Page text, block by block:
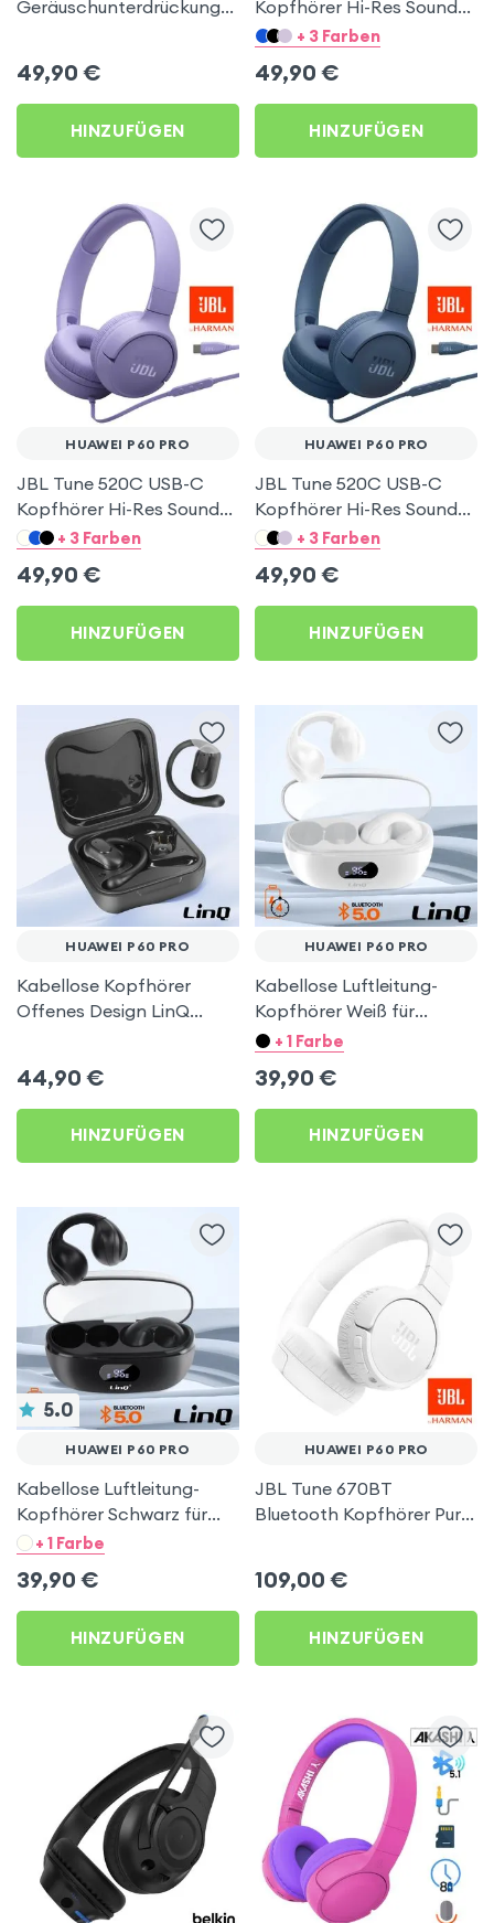
Geräuschunterdrückung
49,90 €
HINZUFÜGEN
Kopfhörer Hi-Res Sound
Weiß für Huawei P60 Pro
+ 3 Farben
49,90 €
HINZUFÜGEN
HUAWEI P60 PRO
JBL Tune 520C USB-C
Kopfhörer Hi-Res Sound
Lavendel für Huawei P60
+ 3 Farben
49,90 €
HINZUFÜGEN
HUAWEI P60 PRO
JBL Tune 520C USB-C
Kopfhörer Hi-Res Sound
Blau für Huawei P60 Pro
+ 3 Farben
49,90 €
HINZUFÜGEN
HUAWEI P60 PRO
Kabellose Kopfhörer
Offenes Design LinQ
44,90 €
HINZUFÜGEN
HUAWEI P60 PRO
Kabellose Luftleitung-
Kopfhörer Weiß für
Huawei P60 Pro
+ 1 Farbe
39,90 €
HINZUFÜGEN
5.0
HUAWEI P60 PRO
Kabellose Luftleitung-
Kopfhörer Schwarz für
Huawei P60 Pro
+ 1 Farbe
39,90 €
HINZUFÜGEN
HUAWEI P60 PRO
JBL Tune 670BT
Bluetooth Kopfhörer Pure
109,00 €
HINZUFÜGEN